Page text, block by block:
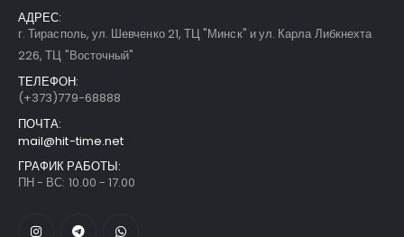
АДРЕС:
г. Тирасполь, ул. Шевченко 21, ТЦ "Минск" и ул. Карла Либкнехта
226, ТЦ "Восточный"
ТЕЛЕФОН:
(+373)779-68888
ПОЧТА:
mail@hit-time.net
ГРАФИК РАБОТЫ:
ПН - ВС: 10.00 - 17.00